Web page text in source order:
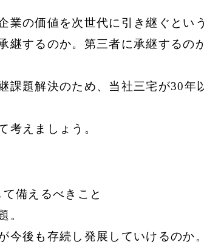
業の価値を次世代に引き継ぐとい
継するのか。第三者に承継するの
課題解決のため、当社三宅が30年
考えましょう。
備えるべきこと
。
今後も存続し発展していけるのか。